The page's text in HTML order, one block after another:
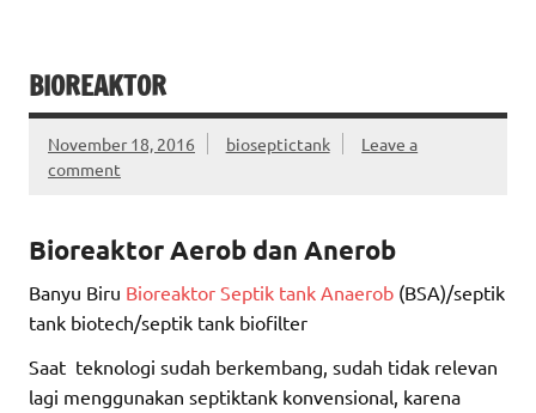
BIOREAKTOR
November 18, 2016 bioseptictank
Leave a
comment
BioreaktorAerob dan Anerob
Banyu Biru Bioreaktor Septik tank Anaerob (BSA)/septik
tank biotech/septik tank biofilter
Saat teknologi sudah berkembang, sudah tidak relevan
lagi menggunakan septiktank konvensional, karena